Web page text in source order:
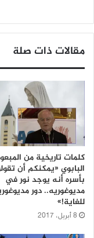
مقالات ذات صلة
كلمات تاريخية من
البابوي «يمكنكم أن
بأسره أنه يوجد نور في
مديوغوريه.. دور
للغاية!»
8 أبريل، 2017